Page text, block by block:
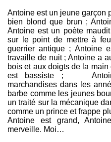
Antoine est un jeune garçon
bien blond que brun ;
Antoine est un poète
sur le point de mettre à
guerrier antique ; Antoine
travaille de nuit ; Antoine a
bois et aux doigts de la main
est bassiste ;
marchandises dans les
barbe comme les jeunes
un traité sur la mécanique
comme un prince et frappe
Antoine est grand,
merveille. Moi…